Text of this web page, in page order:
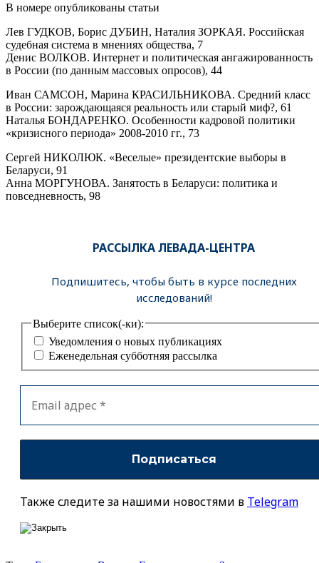
В номере опубликованы статьи
Лев ГУДКОВ, Борис ДУБИН, Наталия ЗОРКАЯ. Российская
судебная система в мнениях общества, 7
Денис ВОЛКОВ. Интернет и политическая ангажированность
в России (по данным массовых опросов), 44
Иван САМСОН, Марина КРАСИЛЬНИКОВА. Средний класс
в России: зарождающаяся реальность или старый миф?, 61
Наталья БОНДАРЕНКО. Особенности кадровой политики
«кризисного периода» 2008-2010 гг., 73
Сергей НИКОЛЮК. «Веселые» президентские выборы в
Беларуси, 91
Анна МОРГУНОВА. Занятость в Беларуси: политика и
повседневность, 98
РАССЫЛКА ЛЕВАДА-ЦЕНТРА
Подпишитесь, чтобы быть в курсе последних
исследований!
Выберите список(-ки):
Уведомления о новых публикациях
Еженедельная субботняя рассылка
Также следите за нашими новостями в Telegram